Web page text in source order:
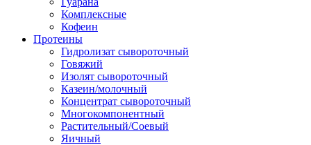
Комплексные
Кофеин
Протеины
Гидролизат сывороточный
Говяжий
Изолят сывороточный
Казеин/молочный
Концентрат сывороточный
Многокомпонентный
Растительный/Соевый
Яичный